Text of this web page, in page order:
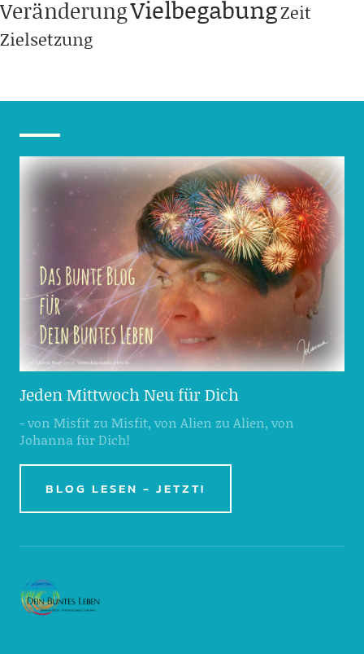
VeränderungVielbegabungZeit
Zielsetzung
Jeden Mittwoch Neu für Dich
- von Misfit zu Misfit, von Alien zu Alien, von
Johanna für Dich!
BLOG LESEN - JETZT!